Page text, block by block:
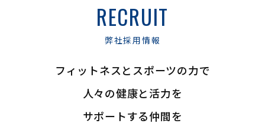
RECRUIT
弊社採用情報
フィットネスとスポーツの力で
人々の健康と活力を
サポートする仲間を